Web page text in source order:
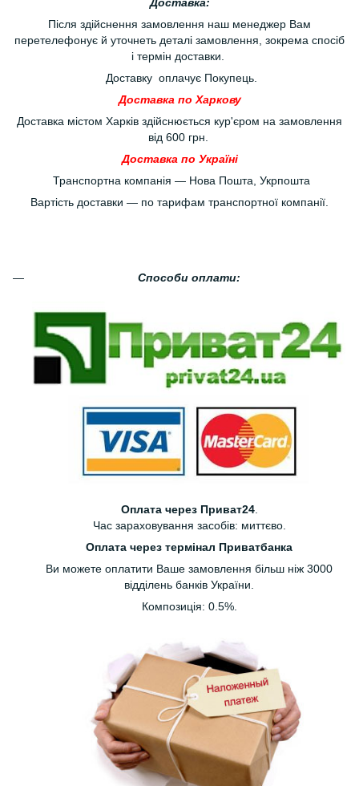
Після здійснення замовлення наш менеджер Вам
перетелефонує й уточнеть деталі замовлення, зокрема спосіб
і термін доставки.
Доставку оплачує Покупець.
Доставка по Харкову
Доставка містом Харків здійснюється кур'єром на замовлення
від 600 грн.
Доставка по Україні
Транспортна компанія — Нова Пошта, Укрпошта
Вартість доставки — по тарифам транспортної компанії.
Способи оплати:
Оплата через Приват24.
Час зараховування засобів: миттєво.
Оплата через термінал Приватбанка
Ви можете оплатити Ваше замовлення більш ніж 3000
відділень банків України.
Композиція: 0.5%.